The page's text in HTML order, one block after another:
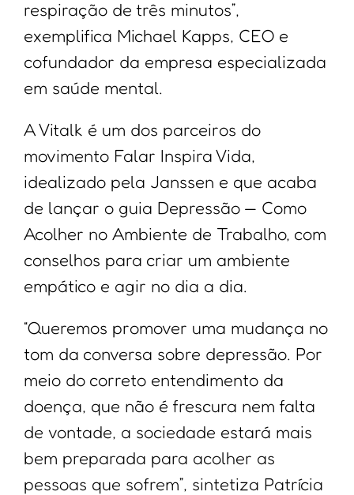
respiração de três minutos”,
exemplifica Michael Kapps, CEO e
cofundador da empresa especializada
em saúde mental.
A Vitalk é um dos parceiros do
movimento Falar Inspira Vida,
idealizado pela Janssen e que acaba
de lançar o guia Depressão — Como
Acolher no Ambiente de Trabalho, com
conselhos para criar um ambiente
empático e agir no dia a dia.
“Queremos promover uma mudança no
tom da conversa sobre depressão. Por
meio do correto entendimento da
doença, que não é frescura nem falta
de vontade, a sociedade estará mais
bem preparada para acolher as
pessoas que sofrem”, sintetiza Patrícia